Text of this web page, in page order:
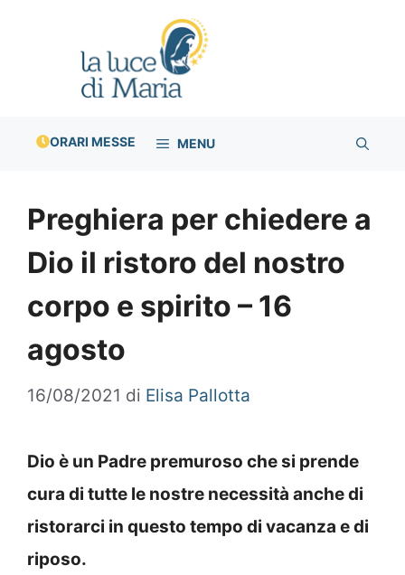
ORARI MESSE MENU
Preghiera per chiedere a
Dio il ristoro del nostro
corpo e spirito – 16
agosto
16/08/2021 di Elisa Pallotta
Dio è un Padre premuroso che si prende
cura di tutte le nostre necessità anche di
ristorarci in questo tempo di vacanza e di
riposo.